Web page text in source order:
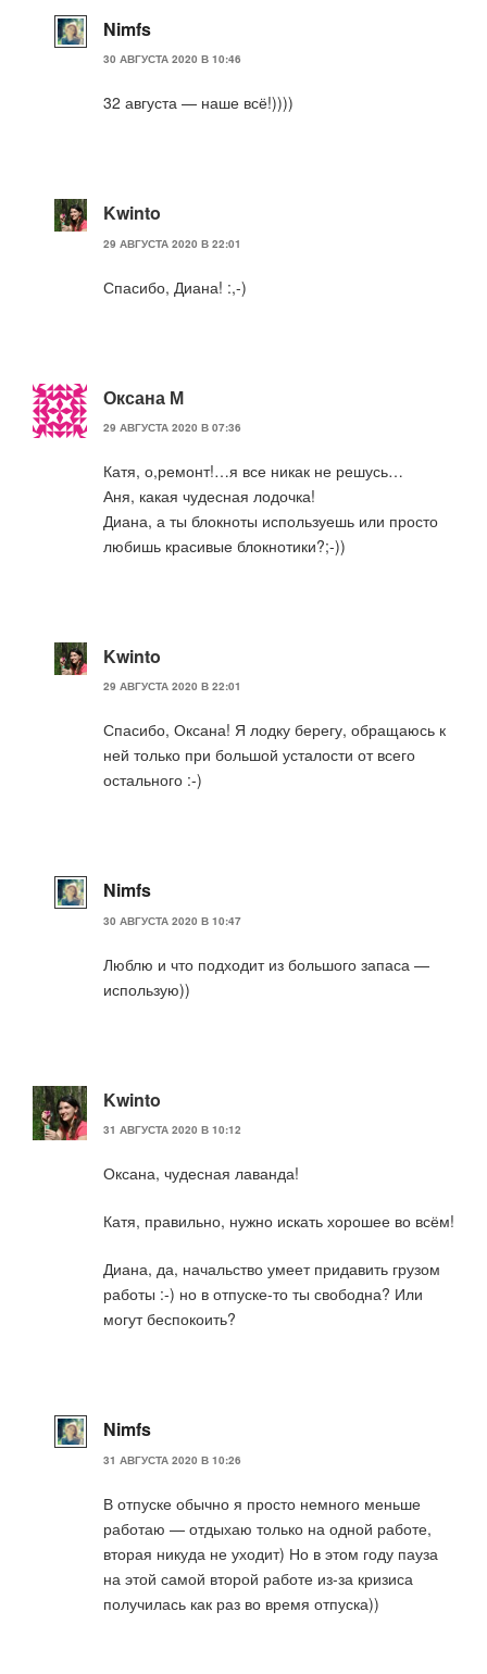
Nimfs
30 АВГУСТА 2020 В 10:46
32 августа — наше всё!))))
Kwinto
29 АВГУСТА 2020 В 22:01
Спасибо, Диана! :,-)
Оксана М
29 АВГУСТА 2020 В 07:36
Катя, о,ремонт!…я все никак не решусь…
Аня, какая чудесная лодочка!
Диана, а ты блокноты используешь или просто
любишь красивые блокнотики?;-))
Kwinto
29 АВГУСТА 2020 В 22:01
Спасибо, Оксана! Я лодку берегу, обращаюсь к
ней только при большой усталости от всего
остального :-)
Nimfs
30 АВГУСТА 2020 В 10:47
Люблю и что подходит из большого запаса —
использую))
Kwinto
31 АВГУСТА 2020 В 10:12
Оксана, чудесная лаванда!
Катя, правильно, нужно искать хорошее во всём!
Диана, да, начальство умеет придавить грузом
работы :-) но в отпуске-то ты свободна? Или
могут беспокоить?
Nimfs
31 АВГУСТА 2020 В 10:26
В отпуске обычно я просто немного меньше
работаю — отдыхаю только на одной работе,
вторая никуда не уходит) Но в этом году пауза
на этой самой второй работе из-за кризиса
получилась как раз во время отпуска))